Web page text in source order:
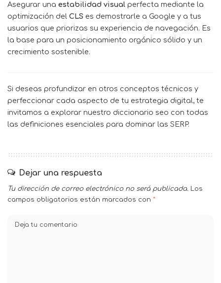
Asegurar una estabilidad visual perfecta mediante la
optimización del CLS es demostrarle a Google y a tus
usuarios que priorizas su experiencia de navegación. Es
la base para un posicionamiento orgánico sólido y un
crecimiento sostenible.
Si deseas profundizar en otros conceptos técnicos y
perfeccionar cada aspecto de tu estrategia digital, te
invitamos a explorar nuestro diccionario seo con todas
las definiciones esenciales para dominar las SERP.
Dejar una respuesta
Tu dirección de correo electrónico no será publicada. Los
campos obligatorios están marcados con *